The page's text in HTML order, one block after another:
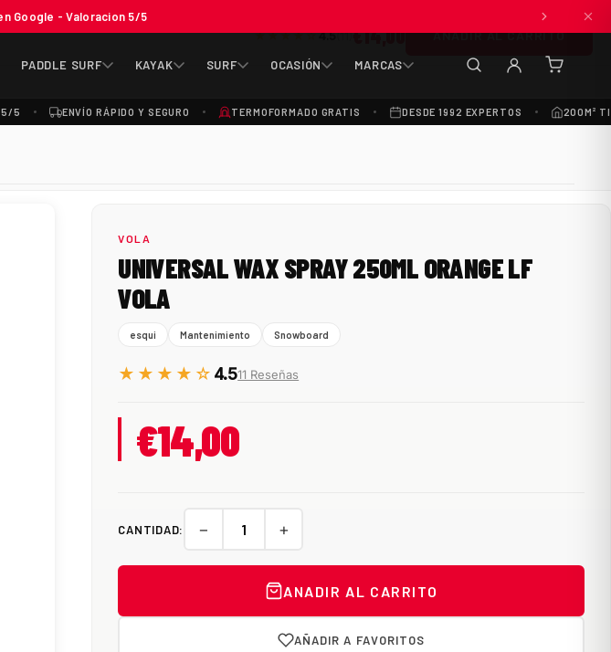
Google - Valoracion 5/5
PADDLE SURF KAYAK SURF OCASIÓN MARCAS
(0
5/5 ENVÍO RÁPIDO Y SEGURO TERMOFORMADO GRATIS DESDE 1992 EXPERTOS 200M²
★★★★☆4.5(11)€14,00 ANADIR AL CARRITO
VOLA
UNIVERSAL WAX SPRAY 250ML ORANGE LF
VOLA
esqui Mantenimiento Snowboard
★★★★☆ 4.511 Reseñas
€14,00
CANTIDAD: − +
ANADIR AL CARRITO
AÑADIR A FAVORITOS